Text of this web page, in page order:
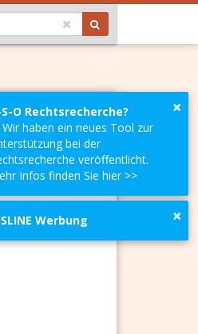
ALLE
und
×
O Rechtsrecherche?
Wir haben ein neues Tool zur
bei der
veröffentlicht.
Infos finden Sie hier >>
×
Werbung